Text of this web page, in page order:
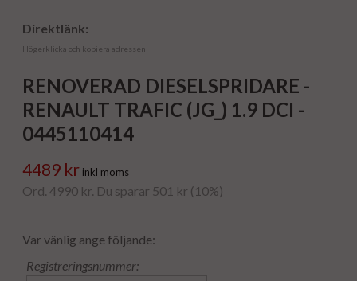
Direktlänk:
Högerklicka och kopiera adressen
RENOVERAD DIESELSPRIDARE -
RENAULT TRAFIC (JG_) 1.9 DCI -
0445110414
4489 kr inkl moms
Ord. 4990 kr. Du sparar 501 kr (10%)
Var vänlig ange följande:
Registreringsnummer: